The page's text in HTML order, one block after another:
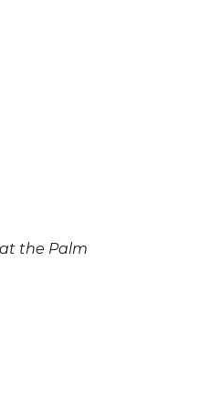
the Palm